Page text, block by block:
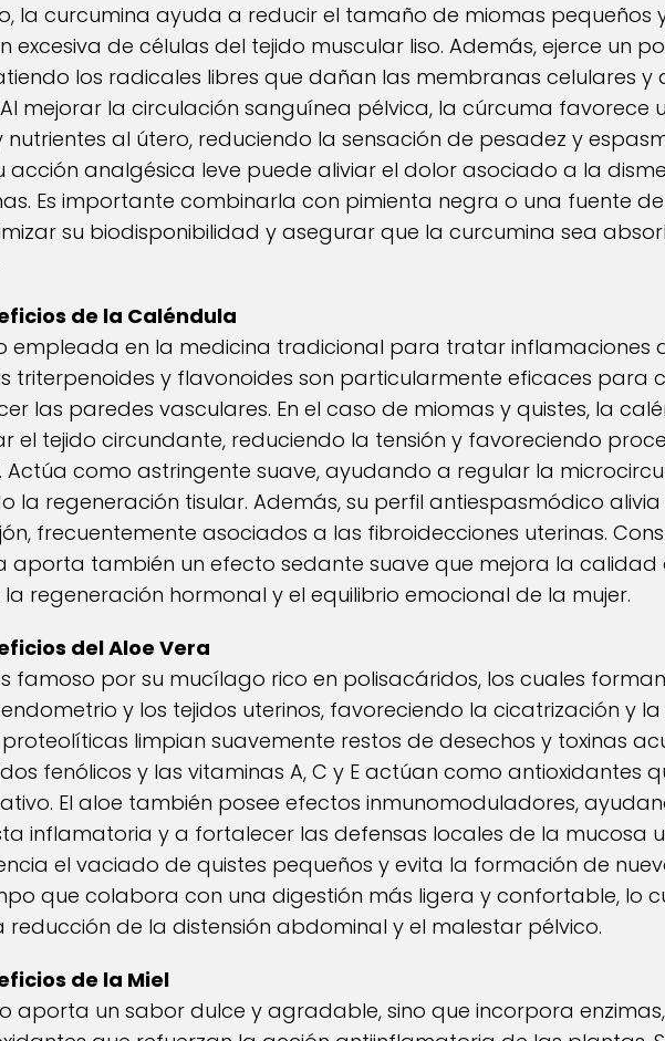
la curcumina ayuda a reducir el tamaño de miomas pequeños
excesiva de células del tejido muscular liso. Además, ejerce un
los radicales libres que dañan las membranas celulares y
mejorar la circulación sanguínea pélvica, la cúrcuma favorece
al útero, reduciendo la sensación de pesadez y
acción analgésica leve puede aliviar el dolor asociado a la
Es importante combinarla con pimienta negra o una fuente
su biodisponibilidad y asegurar que la curcumina sea
de la Caléndula
empleada en la medicina tradicional para tratar inflamaciones
triterpenoides y flavonoides son particularmente eficaces para
las paredes vasculares. En el caso de miomas y quistes, la
el tejido circundante, reduciendo la tensión y favoreciendo
como astringente suave, ayudando a regular la
la regeneración tisular. Además, su perfil antiespasmódico
frecuentemente asociados a las fibroidecciones uterinas.
aporta también un efecto sedante suave que mejora la calidad
regeneración hormonal y el equilibrio emocional de la mujer.
del Aloe Vera
famoso por su mucílago rico en polisacáridos, los cuales
y los tejidos uterinos, favoreciendo la cicatrización y
proteolíticas limpian suavemente restos de desechos y toxinas
fenólicos y las vitaminas A, C y E actúan como antioxidantes
El aloe también posee efectos inmunomoduladores,
inflamatoria y a fortalecer las defensas locales de la mucosa
el vaciado de quistes pequeños y evita la formación de
que colabora con una digestión más ligera y confortable, lo
reducción de la distensión abdominal y el malestar pélvico.
de la Miel
aporta un sabor dulce y agradable, sino que incorpora enzimas,